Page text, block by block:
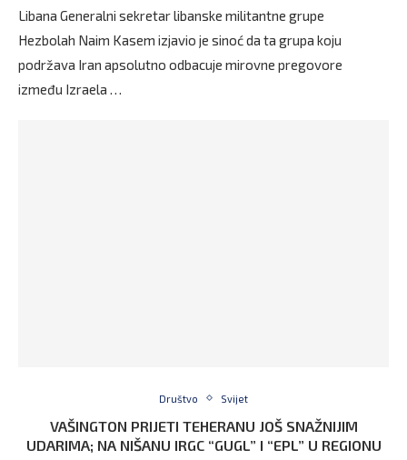
Libana Generalni sekretar libanske militantne grupe
Hezbolah Naim Kasem izjavio je sinoć da ta grupa koju
podržava Iran apsolutno odbacuje mirovne pregovore
između Izraela …
Društvo Svijet
VAŠINGTON PRIJETI TEHERANU JOŠ SNAŽNIJIM
UDARIMA; NA NIŠANU IRGC “GUGL” I “EPL” U REGIONU